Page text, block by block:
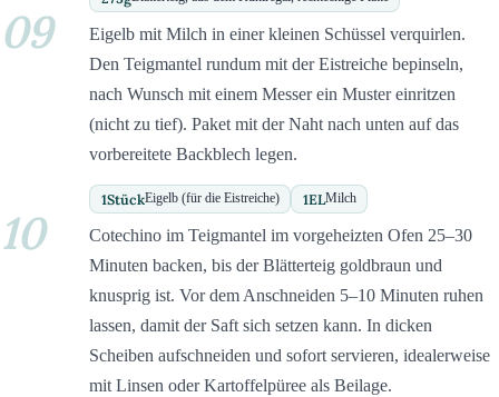
09
Eigelb mit Milch in einer kleinen Schüssel verquirlen.
Den Teigmantel rundum mit der Eistreiche bepinseln,
nach Wunsch mit einem Messer ein Muster einritzen
(nicht zu tief). Paket mit der Naht nach unten auf das
vorbereitete Backblech legen.
1StückEigelb (für die Eistreiche) 1ELMilch
10
Cotechino im Teigmantel im vorgeheizten Ofen 25–30
Minuten backen, bis der Blätterteig goldbraun und
knusprig ist. Vor dem Anschneiden 5–10 Minuten ruhen
lassen, damit der Saft sich setzen kann. In dicken
Scheiben aufschneiden und sofort servieren, idealerweise
mit Linsen oder Kartoffelpüree als Beilage.